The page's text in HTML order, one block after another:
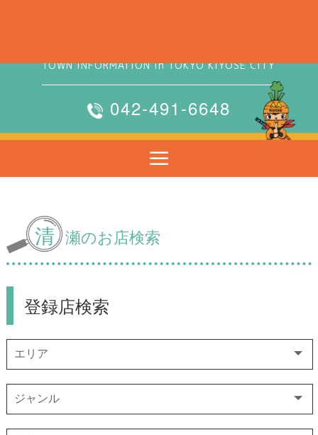
TOWN INFORMATION in TOKYO KIYOSE CITY
042-491-6648
清 瀬のお店検索
登録店検索